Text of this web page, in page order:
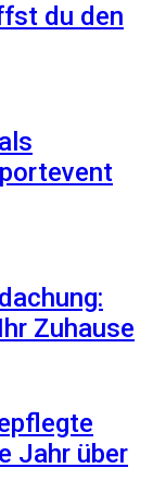
du den
Zuhause
Jahr über